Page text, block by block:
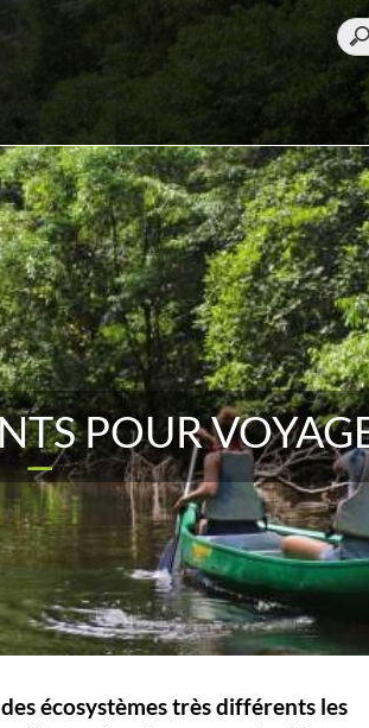
POUR
écosystèmes très différents les